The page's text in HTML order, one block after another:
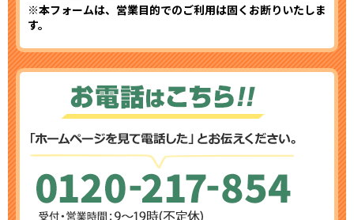
※本フォームは、営業目的でのご利用は固くお断りいたしま
す。